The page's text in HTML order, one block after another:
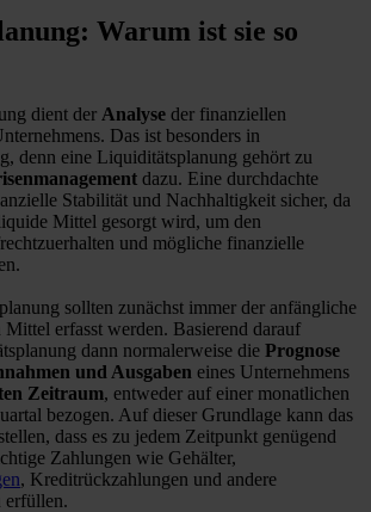
Warum ist sie so
dient der Analyse der finanziellen
Das ist besonders in
denn eine Liquiditätsplanung gehört zu
dazu. Eine durchdachte
Stabilität und Nachhaltigkeit sicher, da
Mittel gesorgt wird, um den
und mögliche finanzielle
sollten zunächst immer der anfängliche
erfasst werden. Basierend darauf
dann normalerweise die Prognose
und Ausgaben eines Unternehmens
Zeitraum, entweder auf einer monatlichen
bezogen. Auf dieser Grundlage kann das
dass es zu jedem Zeitpunkt genügend
Zahlungen wie Gehälter,
, Kreditrückzahlungen und andere
erfüllen.